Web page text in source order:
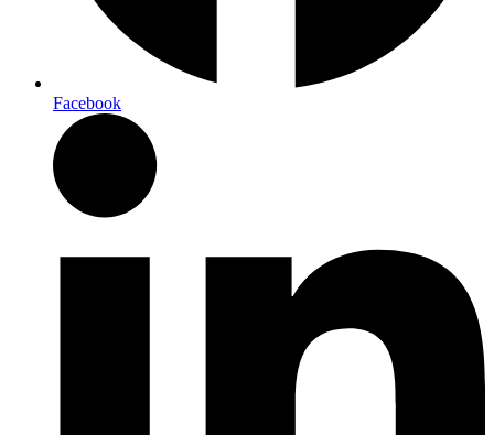
Facebook